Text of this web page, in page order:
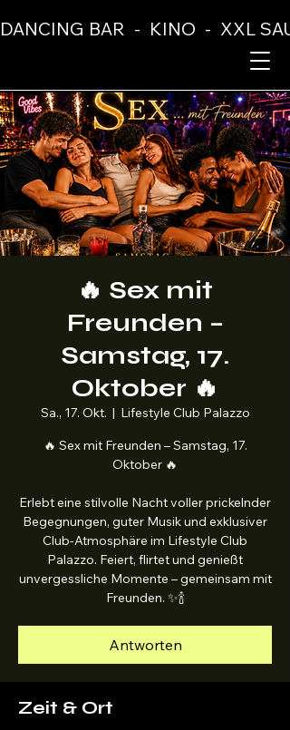
DANCING BAR  -  KINO  -  XXL
🔥 Sex mit
Freunden –
Samstag, 17.
Oktober 🔥
Sa., 17. Okt.
  |
Lifestyle Club Palazzo
🔥 Sex mit Freunden – Samstag, 17.
Oktober 🔥
Erlebt eine stilvolle Nacht voller prickelnder
Begegnungen, guter Musik und exklusiver
Club-Atmosphäre im Lifestyle Club
Palazzo. Feiert, flirtet und genießt
unvergessliche Momente – gemeinsam mit
Freunden. ✨🍾
Antworten
Zeit & Ort